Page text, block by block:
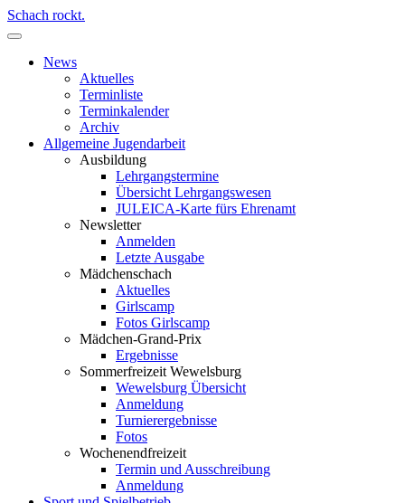
Schach rockt.
News
Aktuelles
Terminliste
Terminkalender
Archiv
Allgemeine Jugendarbeit
Ausbildung
Lehrgangstermine
Übersicht Lehrgangswesen
JULEICA-Karte fürs Ehrenamt
Newsletter
Anmelden
Letzte Ausgabe
Mädchenschach
Aktuelles
Girlscamp
Fotos Girlscamp
Mädchen-Grand-Prix
Ergebnisse
Sommerfreizeit Wewelsburg
Wewelsburg Übersicht
Anmeldung
Turnierergebnisse
Fotos
Wochenendfreizeit
Termin und Ausschreibung
Anmeldung